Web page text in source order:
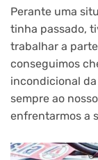
Perante uma
tinha passado,
trabalhar a
conseguimos
incondicional
sempre ao
enfrentarmos a